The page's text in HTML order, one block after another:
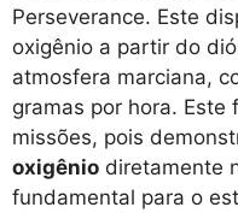
Perseverance. Este
oxigênio a partir do
atmosfera marciana,
gramas por hora. Este
missões, pois
oxigênio diretamente
fundamental para o